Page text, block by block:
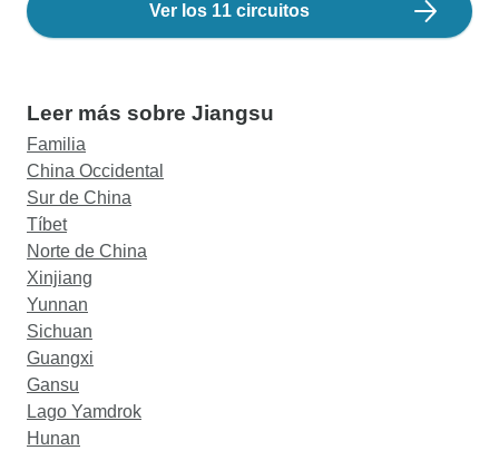
Ver los 11 circuitos
Leer más sobre Jiangsu
Familia
China Occidental
Sur de China
Tíbet
Norte de China
Xinjiang
Yunnan
Sichuan
Guangxi
Gansu
Lago Yamdrok
Hunan